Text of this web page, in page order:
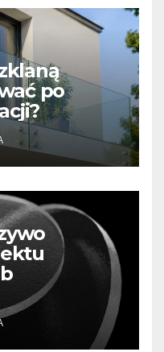
po